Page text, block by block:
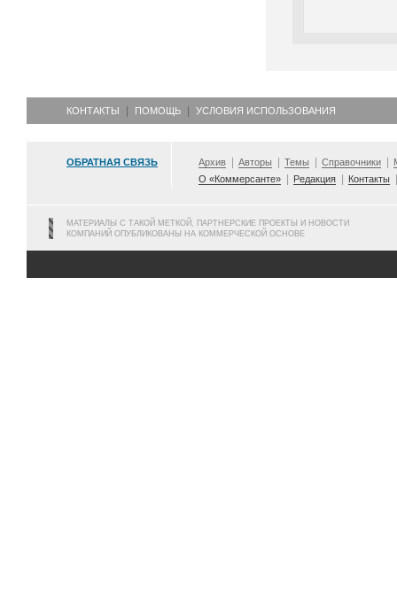
КОНТАКТЫ ПОМОЩЬ УСЛОВИЯ ИСПОЛЬЗОВАНИЯ
ОБРАТНАЯ СВЯЗЬ Архив Авторы Темы Справочники
О «Коммерсанте»
Редакция Контакты
МАТЕРИАЛЫ С ТАКОЙ МЕТКОЙ, ПАРТНЕРСКИЕ ПРОЕКТЫ И НОВОСТИ
КОМПАНИЙ ОПУБЛИКОВАНЫ НА КОММЕРЧЕСКОЙ ОСНОВЕ